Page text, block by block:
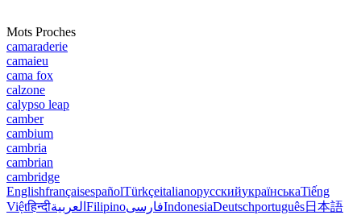
Mots Proches
camaraderie
camaieu
cama fox
calzone
calypso leap
camber
cambium
cambria
cambrian
cambridge
EnglishfrançaisespañolTürkçeitalianoрусскийукраїнськаTiếng
Việtहिन्दीالعربية FilipinoفارسیIndonesiaDeutschportuguês日本語